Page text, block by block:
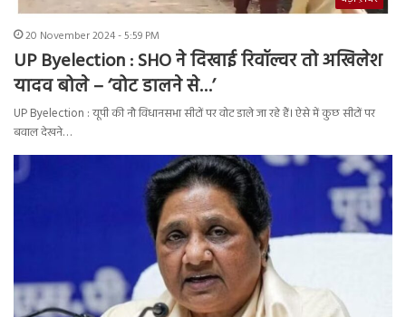
20 November 2024 - 5:59 PM
UP Byelection : SHO ने दिखाई रिवॉल्वर तो अखिलेश
यादव बोले – ‘वोट डालने से…’
UP Byelection : यूपी की नौ विधानसभा सीटों पर वोट डाले जा रहे हैं। ऐसे में कुछ सीटों पर
बवाल देखने…